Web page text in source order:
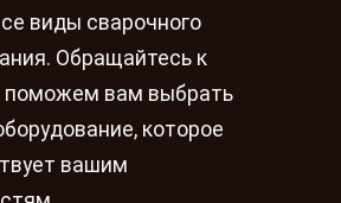
виды сварочного
Обращайтесь к
поможем вам выбрать
которое
вашим